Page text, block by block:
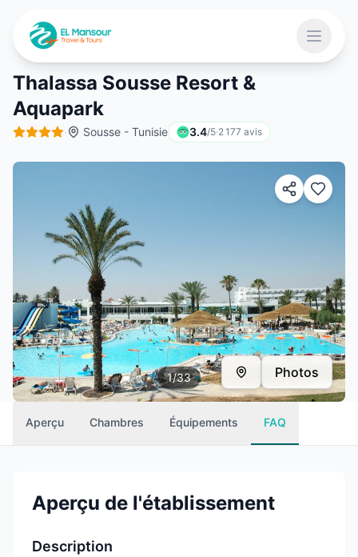
Ouvrir
Thalassa Sousse Resort &
Aquapark
· Sousse - Tunisie 3.4/5·2 177 avis
1/33 Photos
Aperçu Chambres Équipements FAQ
Aperçu de l'établissement
Description